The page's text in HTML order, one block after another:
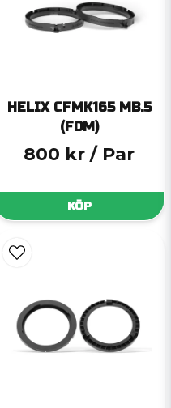
HELIX CFMK165 MB.5
(FDM)
800 kr / Par
KÖP